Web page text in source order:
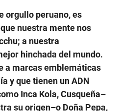
orgullo peruano, es
nuestra mente nos
a nuestra
hinchada del mundo.
a marcas emblemáticas
y que tienen un ADN
Inca Kola, Cusqueña–
su origen–o Doña Pepa,